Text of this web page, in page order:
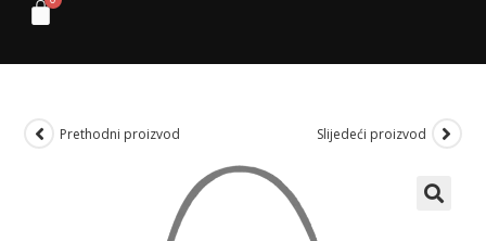
Prethodni proizvod Slijedeći proizvod